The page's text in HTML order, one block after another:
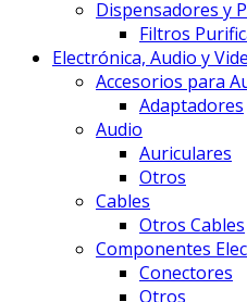
Dispensadores y
Filtros
Electrónica, Audio y
Accesorios para
Adaptadores
Audio
Auriculares
Otros
Cables
Otros Cables
Componentes
Conectores
Otros